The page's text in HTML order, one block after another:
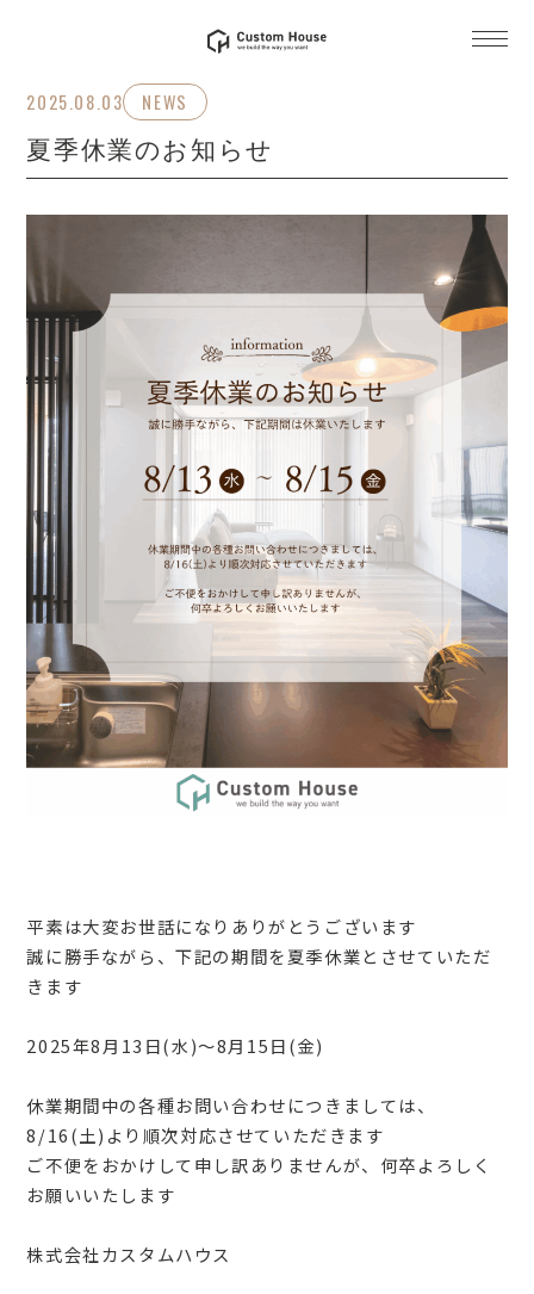
2025.08.03 NEWS
夏季休業のお知らせ
平素は大変お世話になりありがとうございます
誠に勝手ながら、下記の期間を夏季休業とさせていただ
きます
2025年8月13日(水)～8月15日(金)
休業期間中の各種お問い合わせにつきましては、
8/16(土)より順次対応させていただきます
ご不便をおかけして申し訳ありませんが、何卒よろしく
お願いいたします
株式会社カスタムハウス